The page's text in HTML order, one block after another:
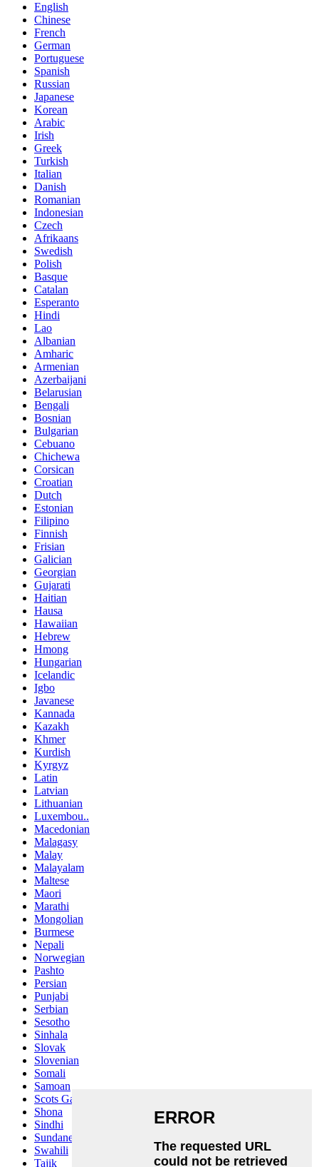
English
Chinese
French
German
Portuguese
Spanish
Russian
Japanese
Korean
Arabic
Irish
Greek
Turkish
Italian
Danish
Romanian
Indonesian
Czech
Afrikaans
Swedish
Polish
Basque
Catalan
Esperanto
Hindi
Lao
Albanian
Amharic
Armenian
Azerbaijani
Belarusian
Bengali
Bosnian
Bulgarian
Cebuano
Chichewa
Corsican
Croatian
Dutch
Estonian
Filipino
Finnish
Frisian
Galician
Georgian
Gujarati
Haitian
Hausa
Hawaiian
Hebrew
Hmong
Hungarian
Icelandic
Igbo
Javanese
Kannada
Kazakh
Khmer
Kurdish
Kyrgyz
Latin
Latvian
Lithuanian
Luxembou..
Macedonian
Malagasy
Malay
Malayalam
Maltese
Maori
Marathi
Mongolian
Burmese
Nepali
Norwegian
Pashto
Persian
Punjabi
Serbian
Sesotho
Sinhala
Slovak
Slovenian
Somali
Samoan
Scots Gaelic
Shona
Sindhi
Sundanese
Swahili
Tajik